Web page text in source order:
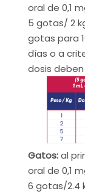
oral de 0,1
5 gotas/ 2
gotas para
días o a
dosis
Gatos:al
oral de 0,1
6 gotas/2.4